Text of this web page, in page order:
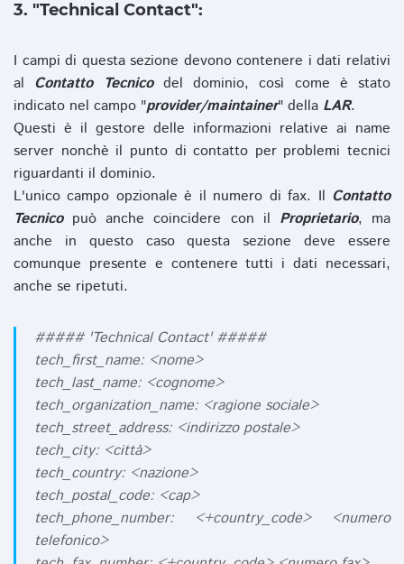
3. "Technical Contact":
I campi di questa sezione devono contenere i dati relativi
al Contatto Tecnicodel dominio, così come è stato
indicato nel campo "provider/maintainer" della LAR.
Questi è il gestore delle informazioni relative ai name
server nonchè il punto di contatto per problemi tecnici
riguardanti il dominio.
L'unico campo opzionale è il numero di fax. Il Contatto
Tecnicopuò anche coincidere con il Proprietario, ma
anche in questo caso questa sezione deve essere
comunque presente e contenere tutti i dati necessari,
anche se ripetuti.
##### 'Technical Contact' #####
tech_first_name: <nome>
tech_last_name: <cognome>
tech_organization_name: <ragione sociale>
tech_street_address: <indirizzo postale>
tech_city: <città>
tech_country: <nazione>
tech_postal_code: <cap>
tech_phone_number: <+country_code> <numero
telefonico>